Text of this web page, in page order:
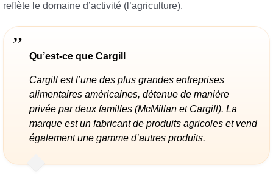
reflète le domaine d’activité (l’agriculture).
Qu’est-ce que Cargill
Cargill est l’une des plus grandes entreprises
alimentaires américaines, détenue de manière
privée par deux familles (McMillan et Cargill). La
marque est un fabricant de produits agricoles et vend
également une gamme d’autres produits.